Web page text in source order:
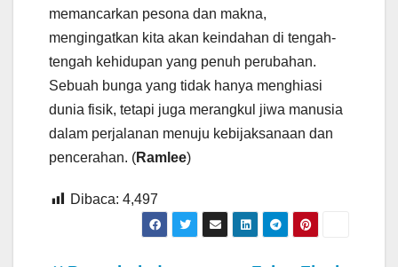
memancarkan pesona dan makna,
mengingatkan kita akan keindahan di tengah-
tengah kehidupan yang penuh perubahan.
Sebuah bunga yang tidak hanya menghiasi
dunia fisik, tetapi juga merangkul jiwa manusia
dalam perjalanan menuju kebijaksanaan dan
pencerahan. (Ramlee)
Dibaca: 4,497